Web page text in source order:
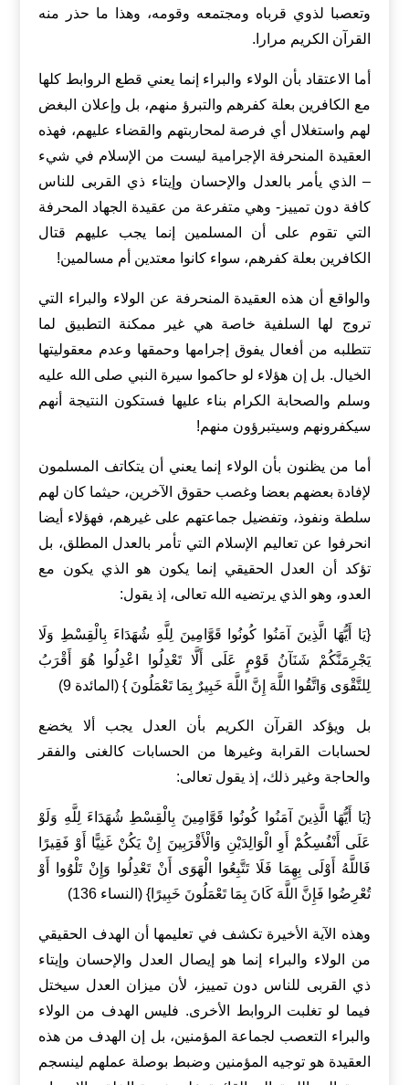
وتعصبا لذوي قرباه ومجتمعه وقومه، وهذا ما حذر منه
القرآن الكريم مرارا.
أما الاعتقاد بأن الولاء والبراء إنما يعني قطع الروابط كلها
مع الكافرين بعلة كفرهم والتبرؤ منهم، بل وإعلان البغض
لهم واستغلال أي فرصة لمحاربتهم والقضاء عليهم، فهذه
العقيدة المنحرفة الإجرامية ليست من الإسلام في شيء
– الذي يأمر بالعدل والإحسان وإيتاء ذي القربى للناس
كافة دون تمييز- وهي متفرعة من عقيدة الجهاد المحرفة
التي تقوم على أن المسلمين إنما يجب عليهم قتال
الكافرين بعلة كفرهم، سواء كانوا معتدين أم مسالمين!
والواقع أن هذه العقيدة المنحرفة عن الولاء والبراء التي
تروج لها السلفية خاصة هي غير ممكنة التطبيق لما
تتطلبه من أفعال يفوق إجرامها وحمقها وعدم معقوليتها
الخيال. بل إن هؤلاء لو حاكموا سيرة النبي صلى الله عليه
وسلم والصحابة الكرام بناء عليها فستكون النتيجة أنهم
سيكفرونهم وسيتبرؤون منهم!
أما من يظنون بأن الولاء إنما يعني أن يتكاتف المسلمون
لإفادة بعضهم بعضا وغصب حقوق الآخرين، حيثما كان لهم
سلطة ونفوذ، وتفضيل جماعتهم على غيرهم، فهؤلاء أيضا
انحرفوا عن تعاليم الإسلام التي تأمر بالعدل المطلق، بل
تؤكد أن العدل الحقيقي إنما يكون هو الذي يكون مع
العدو، وهو الذي يرتضيه الله تعالى، إذ يقول:
{يَا أَيُّهَا الَّذِينَ آمَنُوا كُونُوا قَوَّامِينَ لِلَّهِ شُهَدَاءَ بِالْقِسْطِ وَلَا
يَجْرِمَنَّكُمْ شَنَآنُ قَوْمٍ عَلَى أَلَّا تَعْدِلُوا اعْدِلُوا هُوَ أَقْرَبُ
لِلتَّقْوَى وَاتَّقُوا اللَّهَ إِنَّ اللَّهَ خَبِيرٌ بِمَا تَعْمَلُونَ } (المائدة 9)
بل ويؤكد القرآن الكريم بأن العدل يجب ألا يخضع
لحسابات القرابة وغيرها من الحسابات كالغنى والفقر
والحاجة وغير ذلك، إذ يقول تعالى:
{يَا أَيُّهَا الَّذِينَ آمَنُوا كُونُوا قَوَّامِينَ بِالْقِسْطِ شُهَدَاءَ لِلَّهِ وَلَوْ
عَلَى أَنْفُسِكُمْ أَوِ الْوَالِدَيْنِ وَالْأَقْرَبِينَ إِنْ يَكُنْ غَنِيًّا أَوْ فَقِيرًا
فَاللَّهُ أَوْلَى بِهِمَا فَلَا تَتَّبِعُوا الْهَوَى أَنْ تَعْدِلُوا وَإِنْ تَلْوُوا أَوْ
تُعْرِضُوا فَإِنَّ اللَّهَ كَانَ بِمَا تَعْمَلُونَ خَبِيرًا} (النساء 136)
وهذه الآية الأخيرة تكشف في تعليمها أن الهدف الحقيقي
من الولاء والبراء إنما هو إيصال العدل والإحسان وإيتاء
ذي القربى للناس دون تمييز، لأن ميزان العدل سيختل
فيما لو تغلبت الروابط الأخرى. فليس الهدف من الولاء
والبراء التعصب لجماعة المؤمنين، بل إن الهدف من هذه
العقيدة هو توجيه المؤمنين وضبط بوصلة عملهم لينسجم